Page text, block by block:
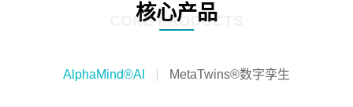
核心产品
CORE PRODUCTS
AlphaMind®AI MetaTwins®数字孪生